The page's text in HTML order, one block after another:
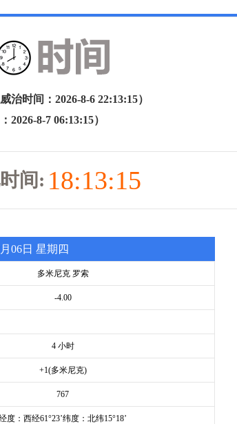
时间：2026-8-6 22:13:15）
2026-8-7 06:13:15）
间: 18:13:15
06日 星期四
多米尼克 罗索
-4.00
4 小时
+1(多米尼克)
767
度：西经61°23’纬度：北纬15°18’